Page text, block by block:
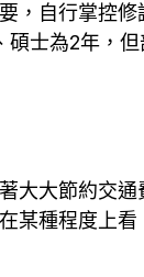
，自行掌控
士為2年，
大大節約交
某種程度上看